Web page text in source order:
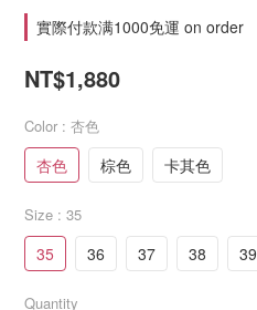
實際付款满1000免運 on order
NT$1,880
Color : 杏色
杏色 棕色 卡其色
Size : 35
35 36 37 38 39
Quantity